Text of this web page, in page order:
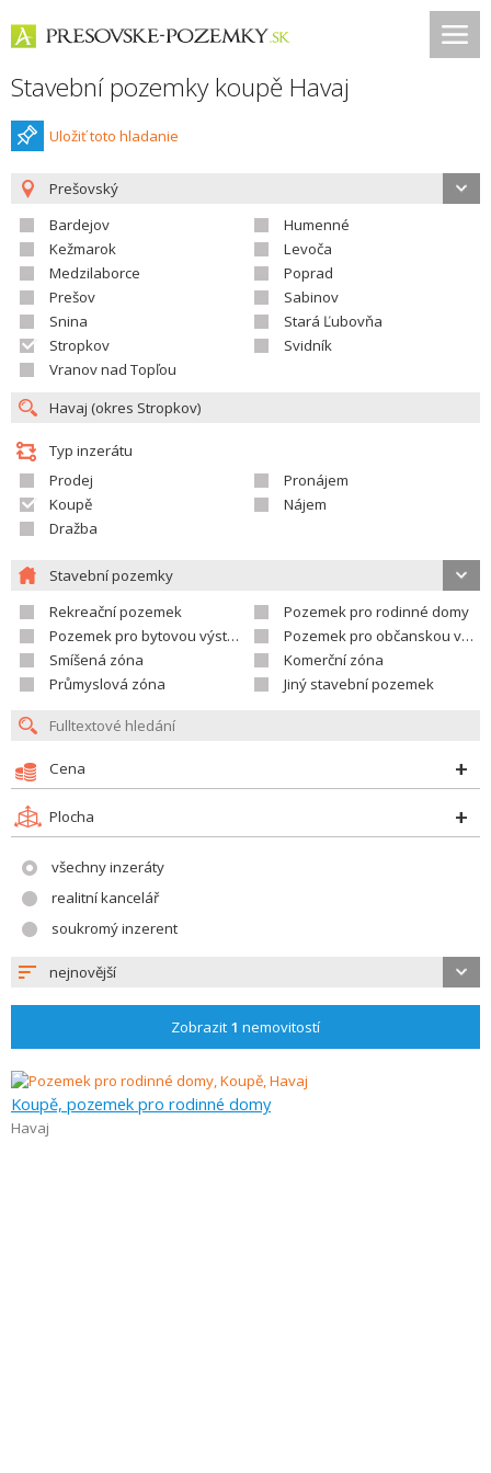
Stavební pozemky koupě Havaj
Uložiť toto hladanie
Prešovský
Bardejov
Humenné
Kežmarok
Levoča
Medzilaborce
Poprad
Prešov
Sabinov
Snina
Stará Ľubovňa
Stropkov
Svidník
Vranov nad Topľou
Typ inzerátu
Prodej
Pronájem
Koupě
Nájem
Dražba
Stavební pozemky
Rekreační pozemek
Pozemek pro rodinné domy
Pozemek pro bytovou výstavbu
Pozemek pro občanskou vybavenost
Smíšená zóna
Komerční zóna
Průmyslová zóna
Jiný stavební pozemek
Cena
Plocha
všechny inzeráty
realitní kancelář
soukromý inzerent
nejnovější
Zobrazit 1 nemovitostí
Koupě, pozemek pro rodinné domy
Havaj